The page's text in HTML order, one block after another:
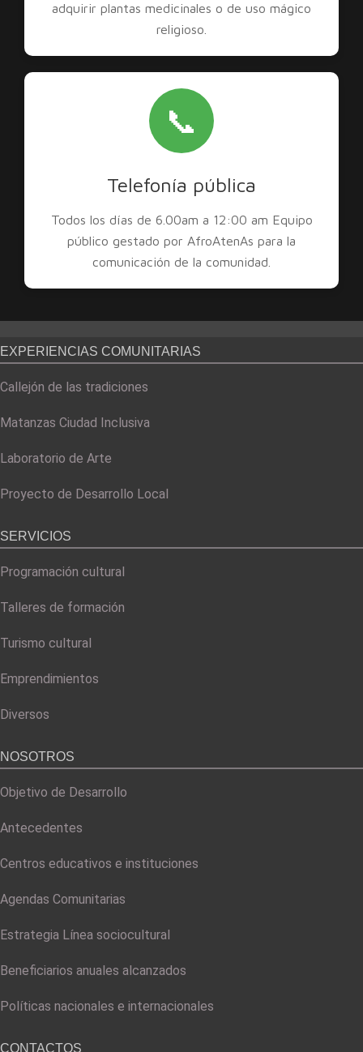
adquirir plantas medicinales o de uso mágico
religioso.
📞
Telefonía pública
Todos los días de 6.00am a 12:00 am Equipo
público gestado por AfroAtenAs para la
comunicación de la comunidad.
EXPERIENCIAS COMUNITARIAS
Callejón de las tradiciones
Matanzas Ciudad Inclusiva
Laboratorio de Arte
Proyecto de Desarrollo Local
SERVICIOS
Programación cultural
Talleres de formación
Turismo cultural
Emprendimientos
Diversos
NOSOTROS
Objetivo de Desarrollo
Antecedentes
Centros educativos e instituciones
Agendas Comunitarias
Estrategia Línea sociocultural
Beneficiarios anuales alcanzados
Políticas nacionales e internacionales
CONTACTOS